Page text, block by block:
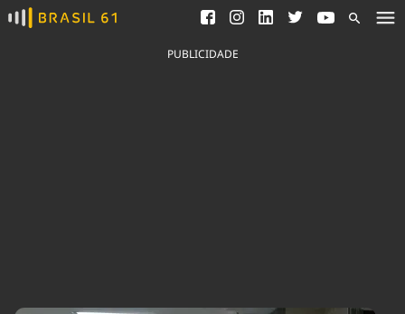
Ver todas as notícias
Saneamento
Indicadores
PUBLICIDADE